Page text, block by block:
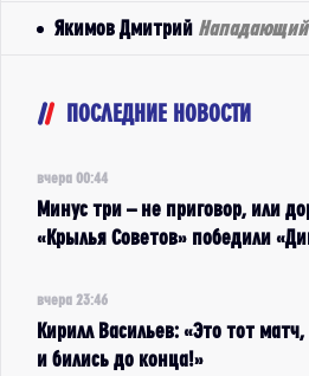
Якимов Дмитрий Нападающий
ПОСЛЕДНИЕ НОВОСТИ
вчера 00:44
Минус три – не приговор, или
«Крылья Советов» победили
вчера 23:46
Кирилл Васильев: «Это тот
и бились до конца!»